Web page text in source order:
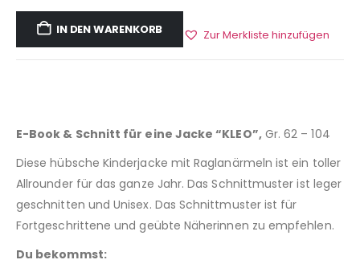
IN DEN WARENKORB Zur Merkliste hinzufügen
E-Book & Schnitt für eine Jacke “KLEO”,Gr. 62 – 104
Diese hübsche Kinderjacke mit Raglanärmeln ist ein toller
Allrounder für das ganze Jahr. Das Schnittmuster ist leger
geschnitten und Unisex. Das Schnittmuster ist für
Fortgeschrittene und geübte Näherinnen zu empfehlen.
Du bekommst: